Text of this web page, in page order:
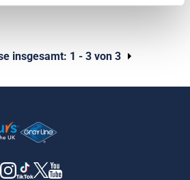
insgesamt: 1 - 3 von 3